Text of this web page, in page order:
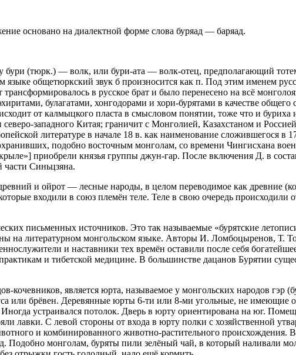
основано на диалектной форме слова буряад — баряад.
бури (тюрк.) — волк, или бури-ата — волк-отец, предполагающий
языке общетюркский звук б произносится как п. Под этим именем
в русское брат и было перенесено на всё
булагатами, хонгодорами и хори-бурятами в качестве
от калмыцкого пласта в смысловом понятии, тоже что и
западного Китая; граничит с Монголией, Казахстаном и Росси
литературе в начале 18 в. как наименование сложившегося в
подобно восточным монголам, со времени Чингисхана
приобрели князья группы джун-гар. После включения Д. в
части Синьцзяна.
и ойрот — лесные народы, в целом переводимое как древние
входили в союз племён теле. Теле в свою очередь
письменных источников. Это так называемые «бурятские
на литературном монгольском языке. Авторы И. Ломбоцыренов, Т.
и наставники тех времён оставили после себя
и тибетской медицине. В большинстве дацанов Бурятии
кочевников, является юрта, называемое у монгольских народов
или брёвен. Деревянные юрты 6-ти или 8-ми угольные, не
устраивался потолок. Дверь в юрту ориентирована на юг.
лавки. С левой стороны от входа в юрту полки с хозяйственной
и комбинированного животно-растительного происхождения.
Подобно монголам, буряты пили зелёный чай, в который наливали